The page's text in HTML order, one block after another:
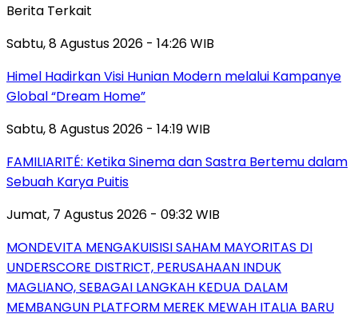
Berita Terkait
Sabtu, 8 Agustus 2026 - 14:26 WIB
Himel Hadirkan Visi Hunian Modern melalui Kampanye
Global “Dream Home”
Sabtu, 8 Agustus 2026 - 14:19 WIB
FAMILIARITÉ: Ketika Sinema dan Sastra Bertemu dalam
Sebuah Karya Puitis
Jumat, 7 Agustus 2026 - 09:32 WIB
MONDEVITA MENGAKUISISI SAHAM MAYORITAS DI
UNDERSCORE DISTRICT, PERUSAHAAN INDUK
MAGLIANO, SEBAGAI LANGKAH KEDUA DALAM
MEMBANGUN PLATFORM MEREK MEWAH ITALIA BARU